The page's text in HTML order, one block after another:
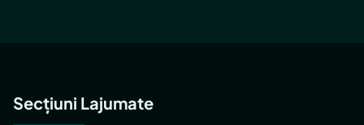
Secțiuni Lajumate